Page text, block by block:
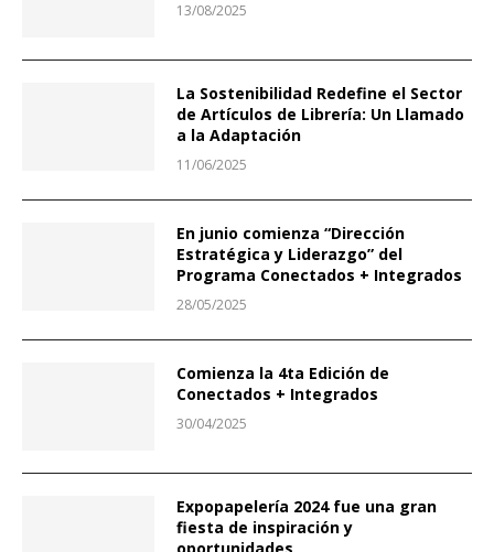
13/08/2025
La Sostenibilidad Redefine el Sector
de Artículos de Librería: Un Llamado
a la Adaptación
11/06/2025
En junio comienza “Dirección
Estratégica y Liderazgo” del
Programa Conectados + Integrados
28/05/2025
Comienza la 4ta Edición de
Conectados + Integrados
30/04/2025
Expopapelería 2024 fue una gran
fiesta de inspiración y